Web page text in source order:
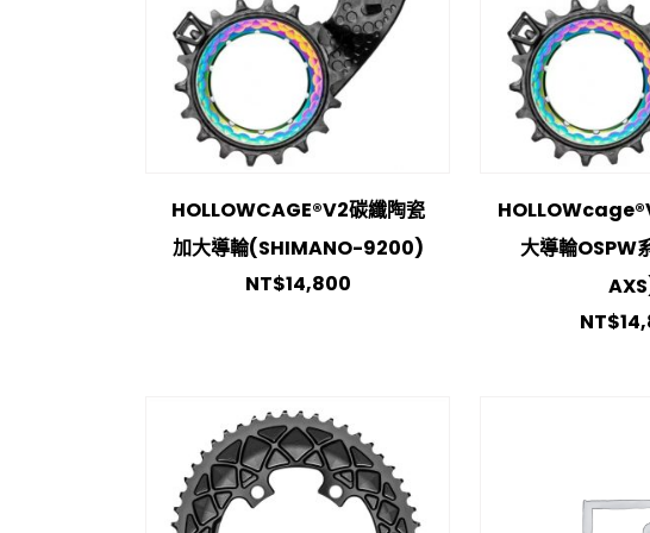
HOLLOWCAGE®V2碳纖陶瓷
加大導輪(SHIMANO-9200)
NT$14,800
大導輪OSPW
NT$